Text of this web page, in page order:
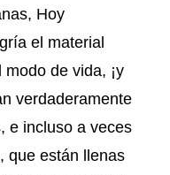
Hoy
el material
de vida, ¡y
verdaderamente
e incluso a veces
que están llenas